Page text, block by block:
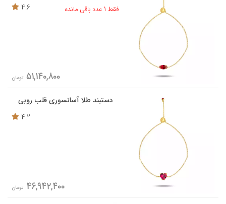
فقط 1 عدد باقی مانده
4.6
51,140,800 تومان
دستبند طلا آسانسوری قلب روبی
4.2
46,942,400 تومان